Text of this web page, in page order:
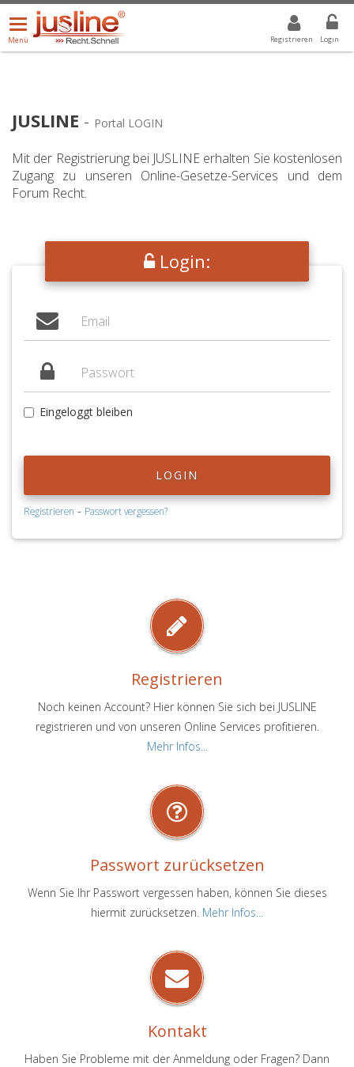
Registrieren Login
Menü
öffnen/schließen
Menü
ALLE DROPDOWN: GEWÄHLTER WERT IST ALLE
JUSLINE - Portal LOGIN
Mit der Registrierung bei JUSLINE erhalten Sie kostenlosen
Zugang zu unseren Online-Gesetze-Services und dem
Forum Recht.
Login:
Eingeloggt bleiben
LOGIN
Registrieren - Passwort vergessen?
Registrieren
Noch keinen Account? Hier können Sie sich bei JUSLINE
registrieren und von unseren Online Services profitieren.
Mehr Infos...
Passwort zurücksetzen
Wenn Sie Ihr Passwort vergessen haben, können Sie dieses
hiermit zurücksetzen. Mehr Infos...
Kontakt
Haben Sie Probleme mit der Anmeldung oder Fragen? Dann